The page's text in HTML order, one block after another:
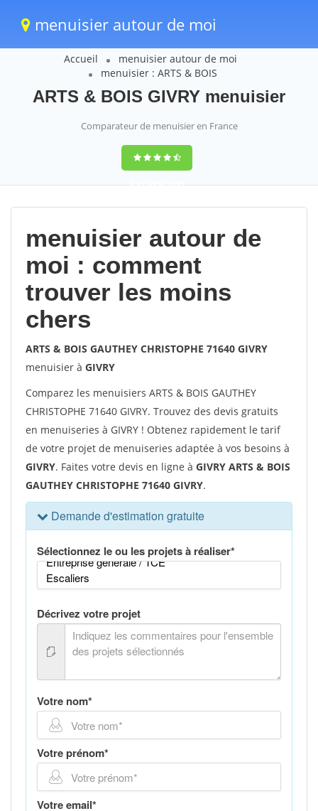
menuisier autour de moi
Accueil
menuisier autour de moi
menuisier : ARTS & BOIS
ARTS & BOIS GIVRY menuisier
Comparateur de menuisier en France
9,4(100%)1499
votes
menuisier autour de
moi : comment
trouver les moins
chers
ARTS & BOIS GAUTHEY CHRISTOPHE 71640 GIVRY
menuisier à GIVRY
Comparez les menuisiers ARTS & BOIS GAUTHEY
CHRISTOPHE 71640 GIVRY. Trouvez des devis gratuits
en menuiseries à GIVRY ! Obtenez rapidement le tarif
de votre projet de menuiseries adaptée à vos besoins à
GIVRY. Faites votre devis en ligne à GIVRY ARTS & BOIS
GAUTHEY CHRISTOPHE 71640 GIVRY.